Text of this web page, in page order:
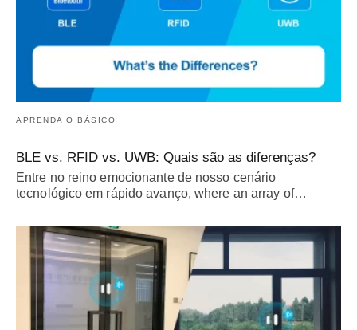
APRENDA O BÁSICO
BLE vs. RFID vs. UWB: Quais são as diferenças?
Entre no reino emocionante de nosso cenário
tecnológico em rápido avanço,where an array of…